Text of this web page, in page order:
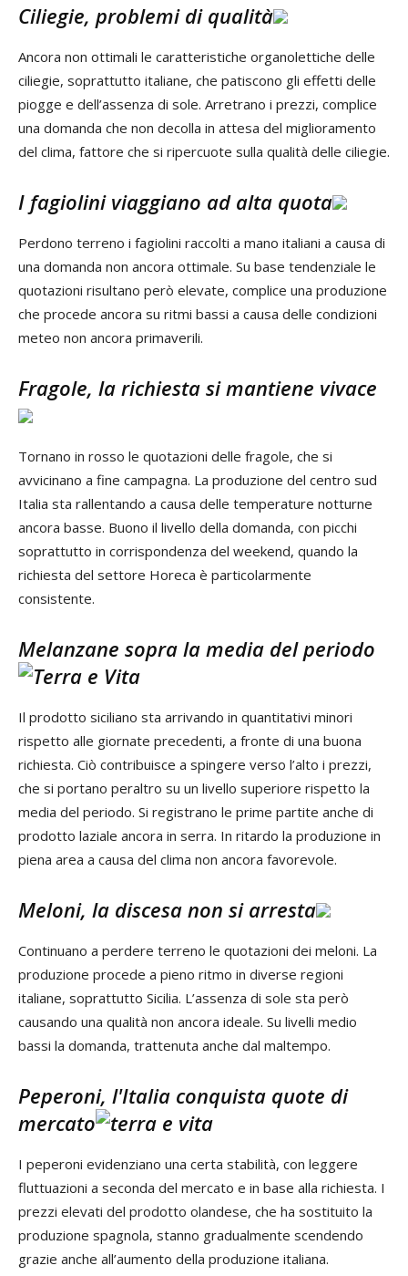
Ciliegie, problemi di qualità
Ancora non ottimali le caratteristiche organolettiche delle
ciliegie, soprattutto italiane, che patiscono gli effetti delle
piogge e dell’assenza di sole. Arretrano i prezzi, complice
una domanda che non decolla in attesa del miglioramento
del clima, fattore che si ripercuote sulla qualità delle ciliegie.
I fagiolini viaggiano ad alta quota
Perdono terreno i fagiolini raccolti a mano italiani a causa di
una domanda non ancora ottimale. Su base tendenziale le
quotazioni risultano però elevate, complice una produzione
che procede ancora su ritmi bassi a causa delle condizioni
meteo non ancora primaverili.
Fragole, la richiesta si mantiene vivace
Tornano in rosso le quotazioni delle fragole, che si
avvicinano a fine campagna. La produzione del centro sud
Italia sta rallentando a causa delle temperature notturne
ancora basse. Buono il livello della domanda, con picchi
soprattutto in corrispondenza del weekend, quando la
richiesta del settore Horeca è particolarmente
consistente.
Melanzane sopra la media del periodo
Il prodotto siciliano sta arrivando in quantitativi minori
rispetto alle giornate precedenti, a fronte di una buona
richiesta. Ciò contribuisce a spingere verso l’alto i prezzi,
che si portano peraltro su un livello superiore rispetto la
media del periodo. Si registrano le prime partite anche di
prodotto laziale ancora in serra. In ritardo la produzione in
piena area a causa del clima non ancora favorevole.
Meloni, la discesa non si arresta
Continuano a perdere terreno le quotazioni dei meloni. La
produzione procede a pieno ritmo in diverse regioni
italiane, soprattutto Sicilia. L’assenza di sole sta però
causando una qualità non ancora ideale. Su livelli medio
bassi la domanda, trattenuta anche dal maltempo.
Peperoni, l'Italia conquista quote di
mercato
I peperoni evidenziano una certa stabilità, con leggere
fluttuazioni a seconda del mercato e in base alla richiesta. I
prezzi elevati del prodotto olandese, che ha sostituito la
produzione spagnola, stanno gradualmente scendendo
grazie anche all’aumento della produzione italiana.